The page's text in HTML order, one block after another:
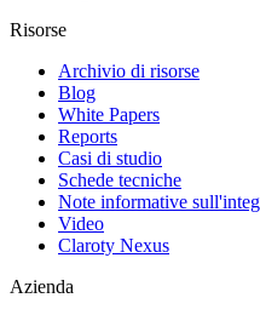
Risorse
Archivio di risorse
Blog
White Papers
Reports
Casi di studio
Schede tecniche
Note informative
Video
Claroty Nexus
Azienda